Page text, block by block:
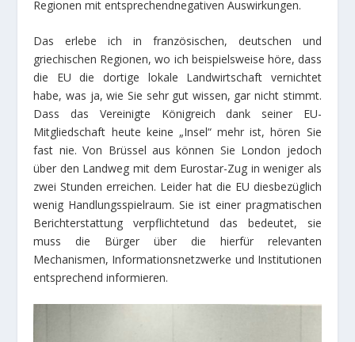
Regionen mit entsprechendnegativen Auswirkungen.
Das erlebe ich in französischen, deutschen und
griechischen Regionen, wo ich beispielsweise höre, dass
die EU die dortige lokale Landwirtschaft vernichtet
habe, was ja, wie Sie sehr gut wissen, gar nicht stimmt.
Dass das Vereinigte Königreich dank seiner EU-
Mitgliedschaft heute keine „Insel“ mehr ist, hören Sie
fast nie. Von Brüssel aus können Sie London jedoch
über den Landweg mit dem Eurostar-Zug in weniger als
zwei Stunden erreichen. Leider hat die EU diesbezüglich
wenig Handlungsspielraum. Sie ist einer pragmatischen
Berichterstattung verpflichtetund das bedeutet, sie
muss die Bürger über die hierfür relevanten
Mechanismen, Informationsnetzwerke und Institutionen
entsprechend informieren.